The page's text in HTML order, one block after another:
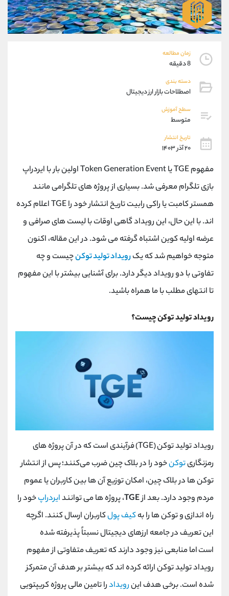
زمان مطالعه
8 دقیقه
دسته بندی
اصطلاحات بازار ارز دیجیتال
سطح آموزش
متوسط
تاریخ انتشار
۲۰ آذر ۱۴۰۳
مفهوم TGE یا Token Generation Event اولین بار با ایردراپ
بازی تلگرام معرفی شد. بسیاری از پروژه های تلگرامی مانند
همستر کامبت یا راکی رابیت تاریخ انتشار خود را TGE اعلام کرده
اند. با این حال، این رویداد گاهی اوقات با لیست های صرافی و
عرضه اولیه کوین اشتباه گرفته می شود. در این مقاله، اکنون
متوجه خواهیم شد که یکرویداد تولید توکنچیست و چه
تفاوتی با دو رویداد دیگر دارد. برای آشنایی بیشتر با این مفهوم
تا انتهای مطلب با ما همراه باشید.
رویداد تولید توکن چیست؟
رویداد تولید توکن (TGE) فرآیندی است که در آن پروژه‌ های
رمزنگاریتوکنخود را در بلاک چین ضرب می‌کنند؛ پس از انتشار
توکن ها در بلاک چین، امکان توزیع آن ها بین کاربران یا عموم
مردم وجود دارد. بعد ازTGE، پروژه ها می توانندایردراپخود را
راه اندازی و توکن ها را بهکیف پولکاربران ارسال کنند. اگرچه
این تعریف در جامعه ارزهای دیجیتال نسبتاً پذیرفته شده
است اما منابعی نیز وجود دارند که تعریف متفاوتی از مفهوم
رویداد تولید توکن ارائه کرده اند که بیشتر بر هدف آن متمرکز
شده است. برخی هدف اینرویدادرا تامین مالی پروژه کریپتویی
09304891085
واتساپ شروع گفتگو
تلگرام @Armteam_admin_103
پشتیبان فروش
موبایل
اطلاعات تماس
تلفن 021-22021030
021-22021040
بدون پیش شماره
اینستاگرام @alireza.mehrabii
کانال تلگرام @alirezamehrabi_com
@alirezamehrabi_official